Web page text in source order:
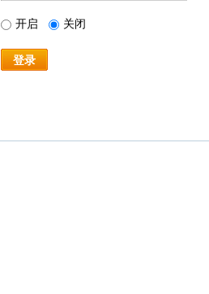
开启 关闭
登录